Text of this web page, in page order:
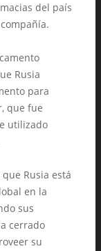
del país
Rusia
para
que fue
utilizado
Rusia está
en la
sus
cerrado
su